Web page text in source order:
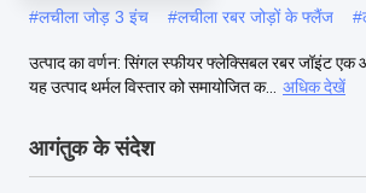
#लचीला जोड़ 3 इंच #लचीला रबर जोड़ों के फ्लैंज #
उत्पाद का वर्णन: सिंगल स्फीयर फ्लेक्सिबल रबर जॉइंट
यह उत्पाद थर्मल विस्तार को समायोजित क...
अधिक देखें
आगंतुक के संदेश